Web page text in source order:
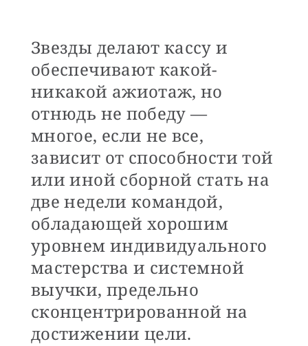
Звезды делают кассу и
обеспечивают какой-
никакой ажиотаж, но
отнюдь не победу —
многое, если не все,
зависит от способности той
или иной сборной стать на
две недели командой,
обладающей хорошим
уровнем индивидуального
мастерства и системной
выучки, предельно
сконцентрированной на
достижении цели.